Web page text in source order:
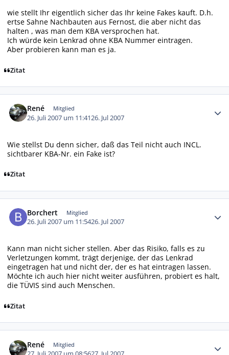
wie stellt Ihr eigentlich sicher das Ihr keine Fakes kauft. D.h.
ertse Sahne Nachbauten aus Fernost, die aber nicht das
halten , was man dem KBA versprochen hat.
Ich würde kein Lenkrad ohne KBA Nummer eintragen.
Aber probieren kann man es ja.
Zitat
René Mitglied
26. Juli 2007 um 11:4126. Jul 2007
Wie stellst Du denn sicher, daß das Teil nicht auch INCL.
sichtbarer KBA-Nr. ein Fake ist?
Zitat
Borchert Mitglied
26. Juli 2007 um 11:5426. Jul 2007
Kann man nicht sicher stellen. Aber das Risiko, falls es zu
Verletzungen kommt, trägt derjenige, der das Lenkrad
eingetragen hat und nicht der, der es hat eintragen lassen.
Möchte ich auch hier nicht weiter ausführen, probiert es halt,
die TÜVIS sind auch Menschen.
Zitat
René Mitglied